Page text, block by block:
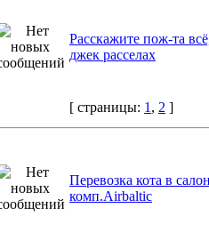
Расскажите пож-та
джек расселах
[ страницы: 1 , 2 ]
Перевозка кота в
комп.Аirbaltic